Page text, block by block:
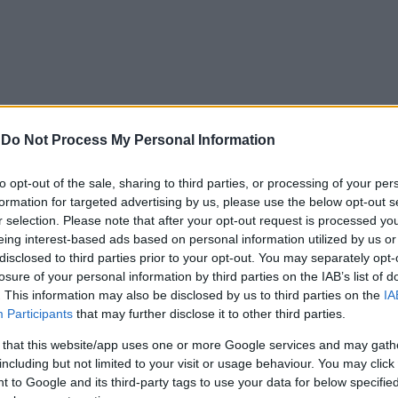
Do Not Process My Personal Information
opt-out of the sale, sharing to third parties, or processing of your
for targeted advertising by us, please use the below opt-out
selection. Please note that after your opt-out request is processed
interest-based ads based on personal information utilized by us
to third parties prior to your opt-out. You may separately
of your personal information by third parties on the IAB’s list of
This information may also be disclosed by us to third parties on the
Participants that may further disclose it to other third parties.
that this website/app uses one or more Google services and may
but not limited to your visit or usage behaviour. You may
to Google and its third-party tags to use your data for below
του Λιμενικού Σώματος, ενώ για βοήθεια προσέτρεξε
Οι δύο επιβαίνοντες του ακυβέρνητου σκάφους,
τους.
και υπό τη συνεχή συνοδεία του Περιπολικού του
στο λιμάνι του Αιγίου.
στο Κεντρικό Λιμεναρχείο Πάτρας, επιβλήθηκε άμεσα